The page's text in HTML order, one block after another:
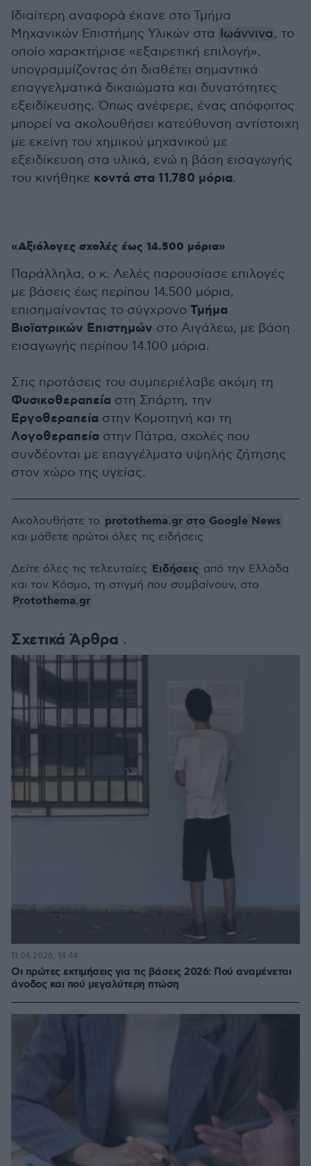
Ιδιαίτερη αναφορά έκανε στο Τμήμα
Μηχανικών Επιστήμης Υλικών στα Ιωάννινα, το
οποίο χαρακτήρισε «εξαιρετική επιλογή»,
υπογραμμίζοντας ότι διαθέτει σημαντικά
επαγγελματικά δικαιώματα και δυνατότητες
εξειδίκευσης. Όπως ανέφερε, ένας απόφοιτος
μπορεί να ακολουθήσει κατεύθυνση αντίστοιχη
με εκείνη του χημικού μηχανικού με
εξειδίκευση στα υλικά, ενώ η βάση εισαγωγής
του κινήθηκε κοντά στα 11.780 μόρια.
«Αξιόλογες σχολές έως 14.500 μόρια»
Παράλληλα, ο κ. Λελές παρουσίασε επιλογές
με βάσεις έως περίπου 14.500 μόρια,
επισημαίνοντας το σύγχρονο Τμήμα
Βιοϊατρικών Επιστημών στο Αιγάλεω, με βάση
εισαγωγής περίπου 14.100 μόρια.
Στις προτάσεις του συμπεριέλαβε ακόμη τη
Φυσικοθεραπεία στη Σπάρτη, την
Εργοθεραπεία στην Κομοτηνή και τη
Λογοθεραπεία στην Πάτρα, σχολές που
συνδέονται με επαγγέλματα υψηλής ζήτησης
στον χώρο της υγείας.
Σχετικά Άρθρα
Οι πρώτες εκτιμήσεις για τις βάσεις 2026: Πού αναμένεται
άνοδος και πού μεγαλύτερη πτώση
11.06.2026, 14:44
Ακολουθήστε το protothema.gr στο Google News
και μάθετε πρώτοι όλες τις ειδήσεις
Δείτε όλες τις τελευταίες Ειδήσεις από την Ελλάδα
και τον Κόσμο, τη στιγμή που συμβαίνουν, στο
Protothema.gr